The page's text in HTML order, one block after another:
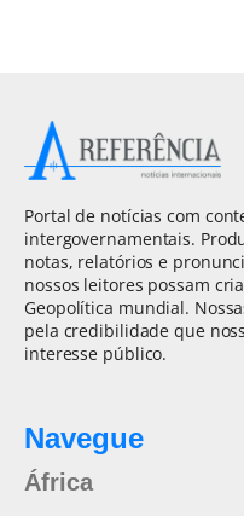
Portal de notícias com
intergovernamentais.
notas, relatórios e
nossos leitores possam
Geopolítica mundial.
pela credibilidade que
interesse público.
Navegue
África